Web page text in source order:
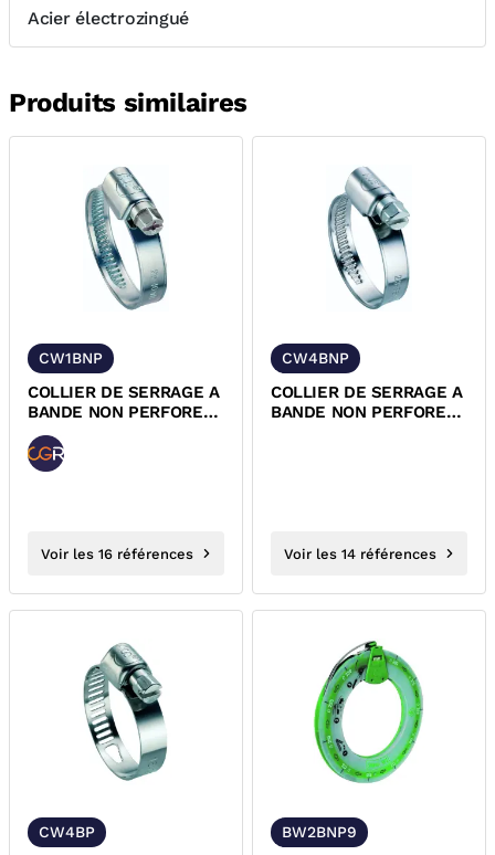
Acier électrozingué
Produits similaires
CW1BNP
COLLIER DE SERRAGE A
BANDE NON PERFOREE
ACIER ZINGUE W1
Voir les 16 références
CW4BNP
COLLIER DE SERRAGE A
BANDE NON PERFOREE
Voir les 14 références
CW4BP BW2BNP9